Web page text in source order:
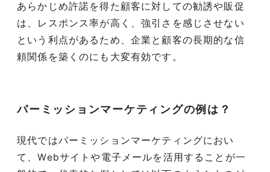
あらかじめ許諾を得た顧客に対しての勧誘や販促
は、レスポンス率が高く、強引さを感じさせない
という利点があるため、企業と顧客の長期的な信
頼関係を築くのにも大変有効です。
パーミッションマーケティングの例は？
現代ではパーミッションマーケティングにおい
て、Webサイトや電子メールを活用することが一